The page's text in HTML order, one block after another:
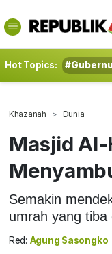
Hot Topics:
Khazanah Dunia
Masjid Al-
Semakin
umrah yang tiba
Red: Agung Sasongko